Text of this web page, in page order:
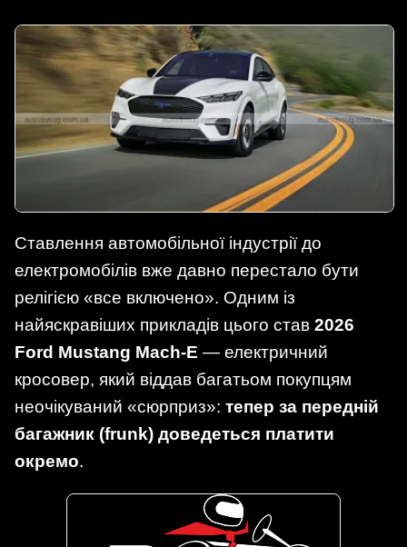
Ставлення автомобільної індустрії до
електромобілів вже давно перестало бути
релігією «все включено». Одним із
найяскравіших прикладів цього став 2026
Ford Mustang Mach-E — електричний
кросовер, який віддав багатьом покупцям
неочікуваний «сюрприз»: тепер за передній
багажник (frunk) доведеться платити
окремо.